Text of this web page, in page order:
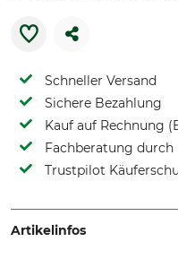
Schneller Versand
Sichere Bezahlung
Kauf auf Rechnung
Fachberatung durch
Trustpilot
Artikelinfos